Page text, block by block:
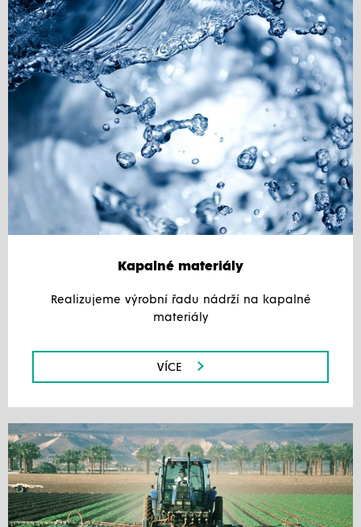
Kapalné materiály
Realizujeme výrobní řadu nádrží na kapalné
materiály
VÍCE